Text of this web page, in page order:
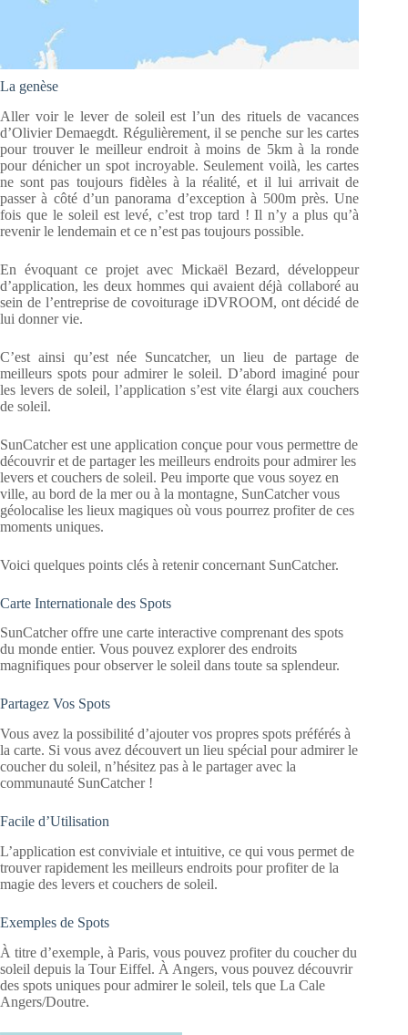
La genèse
Aller voir le lever de soleil est l’un des rituels de vacances
d’Olivier Demaegdt. Régulièrement, il se penche sur les cartes
pour trouver le meilleur endroit à moins de 5km à la ronde
pour dénicher un spot incroyable. Seulement voilà, les cartes
ne sont pas toujours fidèles à la réalité, et il lui arrivait de
passer à côté d’un panorama d’exception à 500m près. Une
fois que le soleil est levé, c’est trop tard ! Il n’y a plus qu’à
revenir le lendemain et ce n’est pas toujours possible.
En évoquant ce projet avec Mickaël Bezard, développeur
d’application, les deux hommes qui avaient déjà collaboré au
sein de l’entreprise de covoiturage iDVROOM, ont décidé de
lui donner vie.
C’est ainsi qu’est née Suncatcher, un lieu de partage de
meilleurs spots pour admirer le soleil. D’abord imaginé pour
les levers de soleil, l’application s’est vite élargi aux couchers
de soleil.
SunCatcher est une application conçue pour vous permettre de
découvrir et de partager les meilleurs endroits pour admirer les
levers et couchers de soleil. Peu importe que vous soyez en
ville, au bord de la mer ou à la montagne, SunCatcher vous
géolocalise les lieux magiques où vous pourrez profiter de ces
moments uniques.
Voici quelques points clés à retenir concernant SunCatcher.
Carte Internationale des Spots
SunCatcher offre une carte interactive comprenant des spots
du monde entier. Vous pouvez explorer des endroits
magnifiques pour observer le soleil dans toute sa splendeur.
Partagez Vos Spots
Vous avez la possibilité d’ajouter vos propres spots préférés à
la carte. Si vous avez découvert un lieu spécial pour admirer le
coucher du soleil, n’hésitez pas à le partager avec la
communauté SunCatcher !
Facile d’Utilisation
L’application est conviviale et intuitive, ce qui vous permet de
trouver rapidement les meilleurs endroits pour profiter de la
magie des levers et couchers de soleil.
Exemples de Spots
À titre d’exemple, à Paris, vous pouvez profiter du coucher du
soleil depuis la Tour Eiffel. À Angers, vous pouvez découvrir
des spots uniques pour admirer le soleil, tels que La Cale
Angers/Doutre.